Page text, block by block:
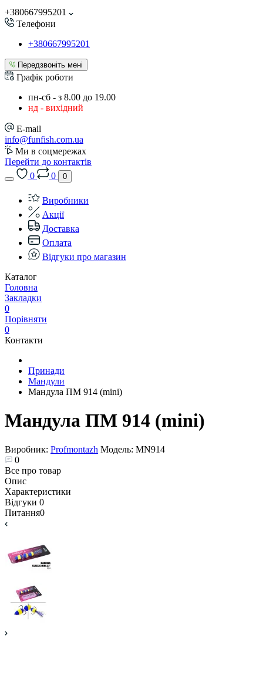
+380667995201
Телефони
+380667995201
Передзвоніть мені
Графік роботи
пн-сб - з 8.00 до 19.00
нд - вихідний
E-mail
info@funfish.com.ua
Ми в соцмережах
Перейти до контактів
0
0 0
Виробники
Акції
Доставка
Оплата
Відгуки про магазин
Каталог
Головна
Закладки
0
Порівняти
0
Контакти
Принади
Мандули
Мандула ПМ 914 (mini)
Мандула ПМ 914 (mini)
Виробник: Profmontazh Модель: MN914
0
Все про товар
Опис
Характеристики
Відгуки 0
Питання0